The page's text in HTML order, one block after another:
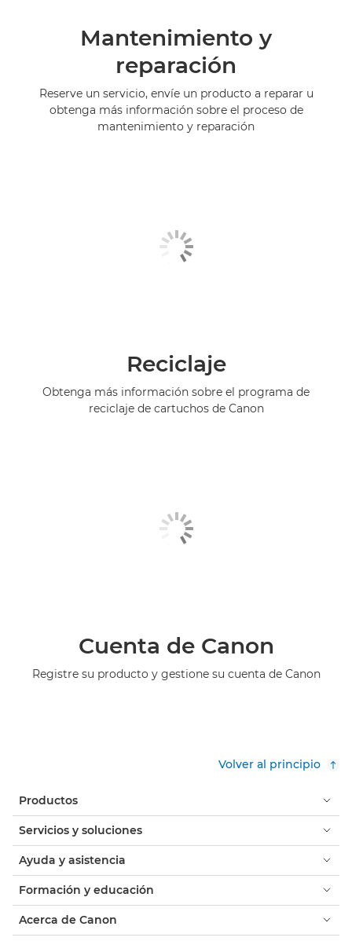
Mantenimiento y
reparación
Reserve un servicio, envíe un producto a reparar u
obtenga más información sobre el proceso de
mantenimiento y reparación
Reciclaje
Obtenga más información sobre el programa de
reciclaje de cartuchos de Canon
Cuenta de Canon
Registre su producto y gestione su cuenta de Canon
Volver al principio
Productos
Servicios y soluciones
Ayuda y asistencia
Formación y educación
Acerca de Canon